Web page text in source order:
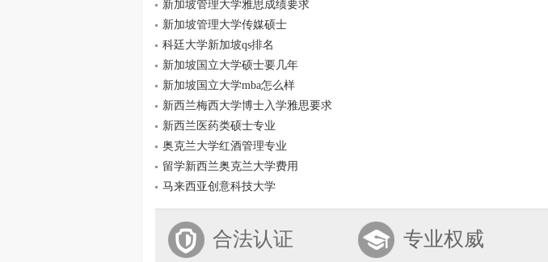
新加坡管理大学雅思成绩要求
新加坡管理大学传媒硕士
科廷大学新加坡qs排名
新加坡国立大学硕士要几年
新加坡国立大学mba怎么样
新西兰梅西大学博士入学雅思要求
新西兰医药类硕士专业
奥克兰大学红酒管理专业
留学新西兰奥克兰大学费用
马来西亚创意科技大学
合法认证 专业权威